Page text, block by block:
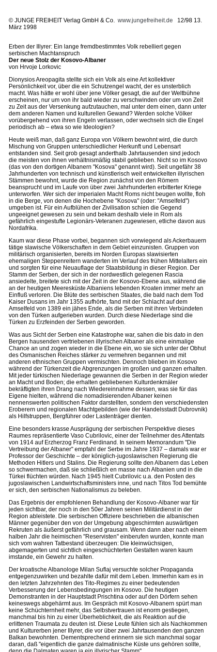
© JUNGE FREIHEIT Verlag GmbH & Co. www.jungefreiheit.de 12/98 13.
März 1998
Erben der Illyrer: Ein lange fremdbestimmtes Volk rebelliert gegen
serbischen Machtanspruch
Der neue Stolz der Kosovo-Albaner
von Hrvoje Lorkovic
Dionysios Areopagita stellte sich ein Volk als eine Art kollektiver
Persönlichkeit vor, über die ein Schutzengel wacht, der es unsterblich
macht. Was hätte er wohl über jene Völker gesagt, die auf der Weltbühne
erscheinen, nur um von ihr bald wieder zu verschwinden oder um von Zeit
zu Zeit aus der Versenkung aufzutauchen, mal unter dem einen, dann unter
dem anderen Namen und kulturellen Gewand? Werden solche Völker
vorübergehend von ihren Engeln verlassen, oder wechseln sich die Engel
periodisch ab – etwa so wie Ideologien?
Heute weiß man, daß ganz Europa von Völkern bewohnt wird, die durch
Mischung von Gruppen unterschiedlicher Herkunft und Lebensart
entstanden sind. Seit grob gesagt anderthalb Jahrtausenden sind jedoch
die meisten von ihnen verhältnismäßig stabil geblieben. Nicht so im Kosovo
(das von den dortigen Albanern "Kosova" genannt wird). Seit ungefähr 38
Jahrhunderten von technisch und künstlerisch weit entwickelten illyrischen
Stämmen bewohnt, wurde die Region zunächst von den Römern
beansprucht und im Laufe von über zwei Jahrhunderten erbitterter Kriege
unterworfen. Wer sich der imperialen Macht Roms nicht beugen wollte, floh
in die Berge, von denen die Hochebene "Kosova" (oder: "Amselfeld")
umgeben ist. Für ein Aufblühen der Zivilisation schien die Gegend
ungeeignet gewesen zu sein und bekam deshalb viele in Rom als
gefährlich eingestufte Legionärs-Veteranen zugewiesen, etliche davon aus
Nordafrika.
Kaum war diese Phase vorbei, begannen sich vorwiegend als Ackerbauern
tätige slawische Völkerschaften in dem Gebiet einzunisten. Gruppen von
militärisch organisierten, bereits im Norden Europas slawisierten
ehemaligen Steppenreitern wanderten im Verlauf des frühen Mittelalters ein
und sorgten für eine Neuauflage der Staatsbildung in dieser Region. Der
Stamm der Serben, der sich in der nordwestlich gelegenen Rascia
ansiedelte, breitete sich mit der Zeit in der Kosovo-Ebene aus, während die
an der heutigen Meeresküste Albaniens lebenden Kroaten immer mehr an
Einfluß verloren. Die Blüte des serbischen Staates, die bald nach dem Tod
Kaiser Dusans im Jahr 1355 aufhörte, fand mit der Schlacht auf dem
Amselfeld von 1389 ein jähes Ende, als die Serben mit ihren Verbündeten
von den Türken aufgerieben wurden. Durch diese Niederlage sind die
Türken zu Erzfeinden der Serben geworden.
Was aus Sicht der Serben eine Katastrophe war, sahen die bis dato in den
Bergen hausenden vertriebenen illyrischen Albaner als eine einmalige
Chance an und zogen wieder in die Ebene ein, wo sie sich unter der Obhut
des Osmanischen Reiches stärker zu vermehren begannen und mit
anderen ethnischen Gruppen vermischten. Dennoch blieben im Kosovo
während der Türkenzeit die Abgrenzungen im großen und ganzen erhalten.
Mit jeder türkischen Niederlage gewannen die Serben in der Region wieder
an Macht und Boden; die erhalten gebliebenen Kulturdenkmäler
bekräftigten ihren Drang nach Wiedereinnahme dessen, was sie für das
Eigene hielten, während die nomadisierenden Albaner keinen
nennenswerten politischen Faktor darstellten, sondern den verschiedensten
Eroberern und regionalen Machtgebilden (wie der Handelsstadt Dubrovnik)
als Hilfstruppen, Bergführer oder Lastenträger dienten.
Eine besonders krasse Ausprägung der serbischen Perspektive dieses
Raumes repräsentierte Vaso Cubrilovic, einer der Teilnehmer des Attentats
von 1914 auf Erzherzog Franz Ferdinand. In seinem Memorandum "Die
Vertreibung der Albaner" empfahl der Serbe im Jahre 1937 – damals war er
Professor der Geschichte – der königlich-jugoslawischen Regierung die
Methoden Hitlers und Stalins. Die Regierung sollte den Albanern das Leben
so schwermachen, daß sie schließlich en masse nach Albanien und in die
Türkei flüchten würden. Nach 1945 hielt Cubrilovic u.a. den Posten des
jugoslawischen Landwirtschaftsministers inne, und nach Titos Tod bemühte
er sich, den serbischen Nationalismus zu beleben.
Das Ergebnis der empfohlenen Behandlung der Kosovo-Albaner war für
jeden sichtbar, der noch in den 50er Jahren seinen Militärdienst in der
Region ableistete. Die serbischen Offiziere beschrieben die albanischen
Männer gegenüber den von der Umgebung abgeschirmten auswärtigen
Rekruten als äußerst gefährlich und grausam. Wenn dann aber nach einem
halben Jahr die heimischen "Reservisten" einberufen wurden, konnte man
sich vom wahren Tatbestand überzeugen: Die kleinwüchsigen,
abgemagerten und sichtlich eingeschüchterten Gestalten waren kaum
imstande, ein Gewehr zu halten.
Der kroatische Albanologe Milan Suflaj versuchte solcher Propaganda
entgegenzuwirken und bezahlte dafür mit dem Leben. Immerhin kam es in
den letzten Jahrzehnten des Tito-Regimes zu einer bedeutenden
Verbesserung der Lebensbedingungen im Kosovo. Die heutigen
Demonstranten in der Hauptstadt Prischtina oder auf den Dörfern sehen
keineswegs abgehärmt aus. Im Gespräch mit Kosovo-Albanern spürt man
keine Schüchternheit mehr, das Selbstvertrauen ist enorm gestiegen,
manchmal bis hin zu einer Überheblichkeit, die als Reaktion auf die
erlittenen Traumata zu deuten ist. Diese Leute fühlen sich als Nachkommen
und Kulturerben jener Illyrer, die vor über zwei Jahrtausenden den ganzen
Balkan bewohnten. Dementsprechend erinnern sie sich manchmal sogar
daran, daß "eigentlich die ganze dalmatinische Küste uns gehören sollte,